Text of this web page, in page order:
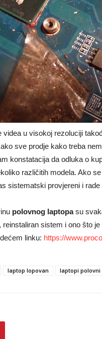
videa u visokoj rezoluciji
sve prodje kako treba
konstatacija da odluka o
različitih modela. Ako
sistematski provjereni i
polovnog laptopasu
sistem i ono što
linku: https://
laptop lopovan laptopi polovni